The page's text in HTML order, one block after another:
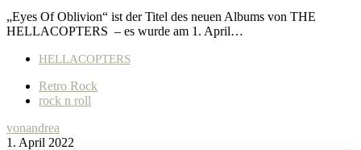
„Eyes Of Oblivion“ ist der Titel des neuen Albums von THE
HELLACOPTERS – es wurde am 1. April…
HELLACOPTERS
Retro Rock
rock n roll
vonandrea
1. April 2022